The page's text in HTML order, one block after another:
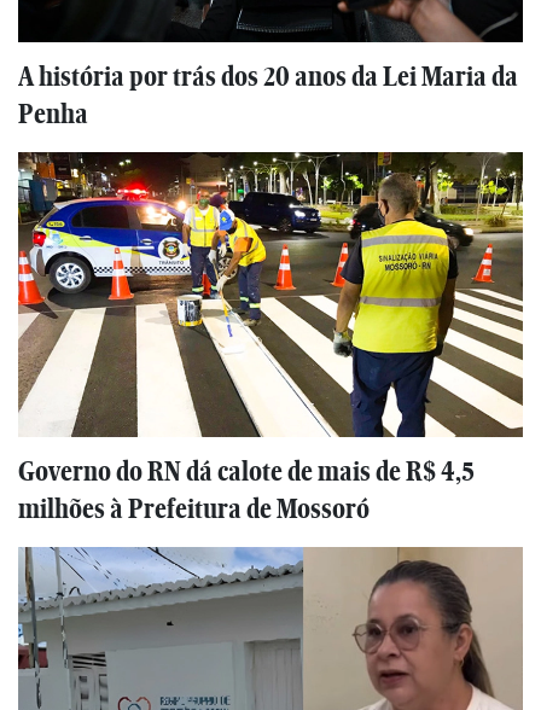
A história por trás dos 20 anos da Lei Maria da
Penha
Governo do RN dá calote de mais de R$ 4,5
milhões à Prefeitura de Mossoró